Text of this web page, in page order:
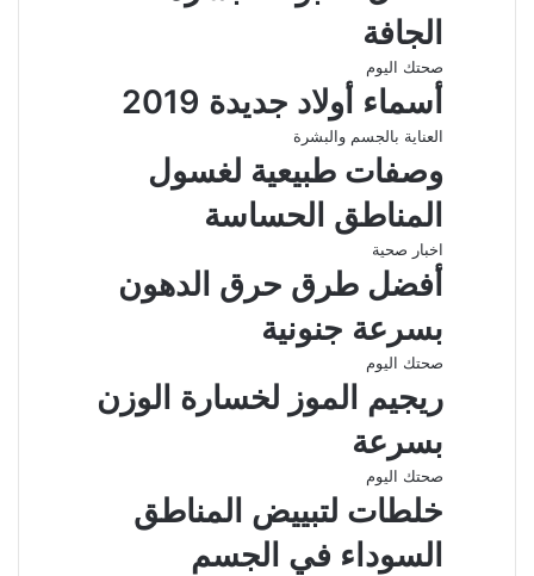
الجافة
صحتك اليوم
أسماء أولاد جديدة 2019
العناية بالجسم والبشرة
وصفات طبيعية لغسول
المناطق الحساسة
اخبار صحية
أفضل طرق حرق الدهون
بسرعة جنونية
صحتك اليوم
ريجيم الموز لخسارة الوزن
بسرعة
صحتك اليوم
خلطات لتبييض المناطق
السوداء في الجسم